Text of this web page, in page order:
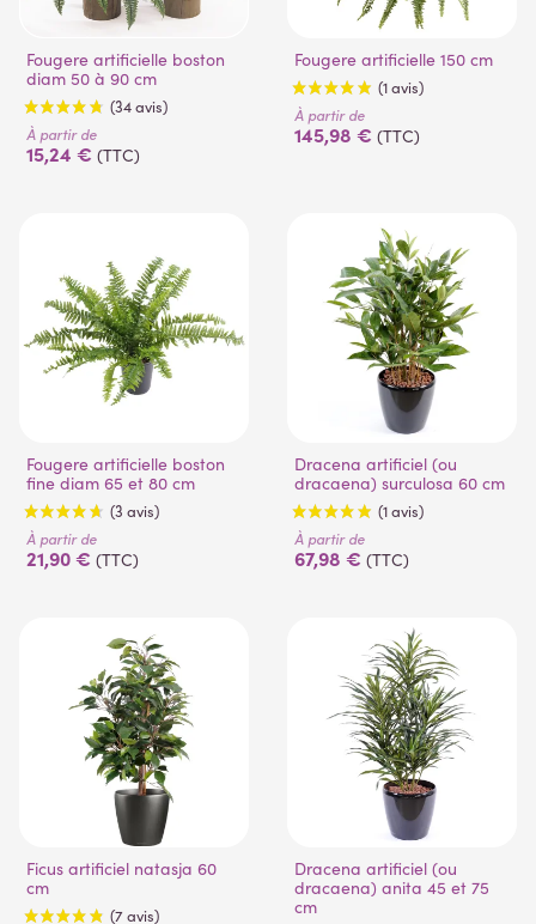
Fougere artificielle boston
diam 50 à 90 cm
À partir de
15,24 € (TTC)
Fougere artificielle 150 cm
À partir de
145,98 € (TTC)
Fougere artificielle boston
fine diam 65 et 80 cm
(3 avis)
À partir de
21,90 € (TTC)
Dracena artificiel (ou
dracaena) surculosa 60 cm
(1 avis)
À partir de
67,98 € (TTC)
Ficus artificiel natasja 60
cm
Dracena artificiel (ou
dracaena) anita 45 et 75
cm